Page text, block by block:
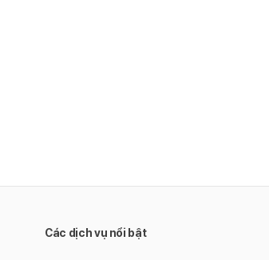
Các dịch vụ nổi bật